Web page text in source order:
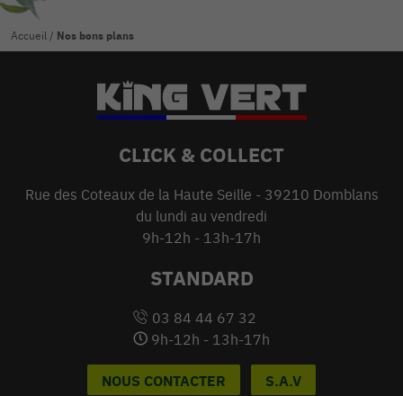
Accueil / Nos bons plans
CLICK & COLLECT
Rue des Coteaux de la Haute Seille - 39210 Domblans
du lundi au vendredi
9h-12h - 13h-17h
STANDARD
03 84 44 67 32
9h-12h - 13h-17h
NOUS CONTACTER S.A.V